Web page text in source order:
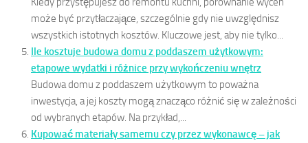
może być przytłaczające, szczególnie gdy nie uwzględnisz
wszystkich istotnych kosztów. Kluczowe jest, aby nie tylko...
Ile kosztuje budowa domu z poddaszem użytkowym:
etapowe wydatki i różnice przy wykończeniu wnętrz
Budowa domu z poddaszem użytkowym to poważna
inwestycja, a jej koszty mogą znacząco różnić się w zależności
od wybranych etapów. Na przykład,...
Kupować materiały samemu czy przez wykonawcę – jak